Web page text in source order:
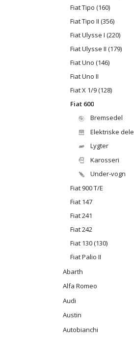
Fiat Tipo (160)
Fiat Tipo II (356)
Fiat Ulysse I (220)
Fiat Ulysse II (179)
Fiat Uno (146)
Fiat Uno II
Fiat X 1/9 (128)
Fiat 600
Bremsedel
Elektriske dele
Lygter
Karosseri
Under-vogn
Fiat 900 T/E
Fiat 147
Fiat 241
Fiat 242
Fiat 130 (130)
Fiat Palio II
Abarth
Alfa Romeo
Audi
Austin
Autobianchi